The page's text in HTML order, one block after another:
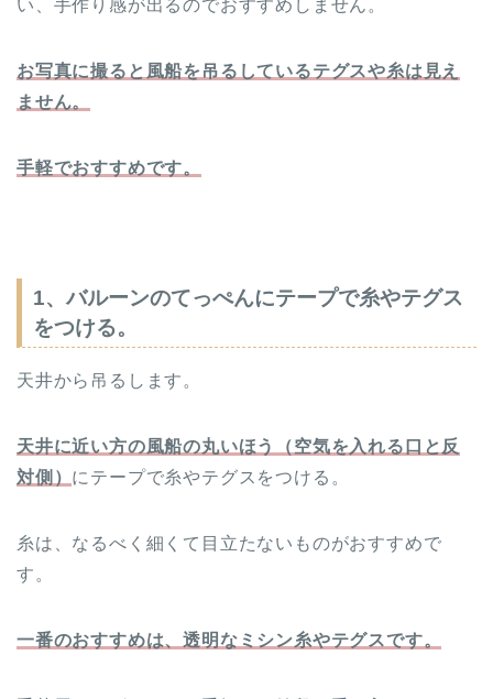
い、手作り感が出るのでおすすめしません。
お写真に撮ると風船を吊るしているテグスや糸は見え
ません。
手軽でおすすめです。
1、バルーンのてっぺんにテープで糸やテグス
をつける。
天井から吊るします。
天井に近い方の風船の丸いほう（空気を入れる口と反
対側） にテープで糸やテグスをつける。
糸は、なるべく細くて目立たないものがおすすめで
す。
一番のおすすめは、透明なミシン糸やテグスです。